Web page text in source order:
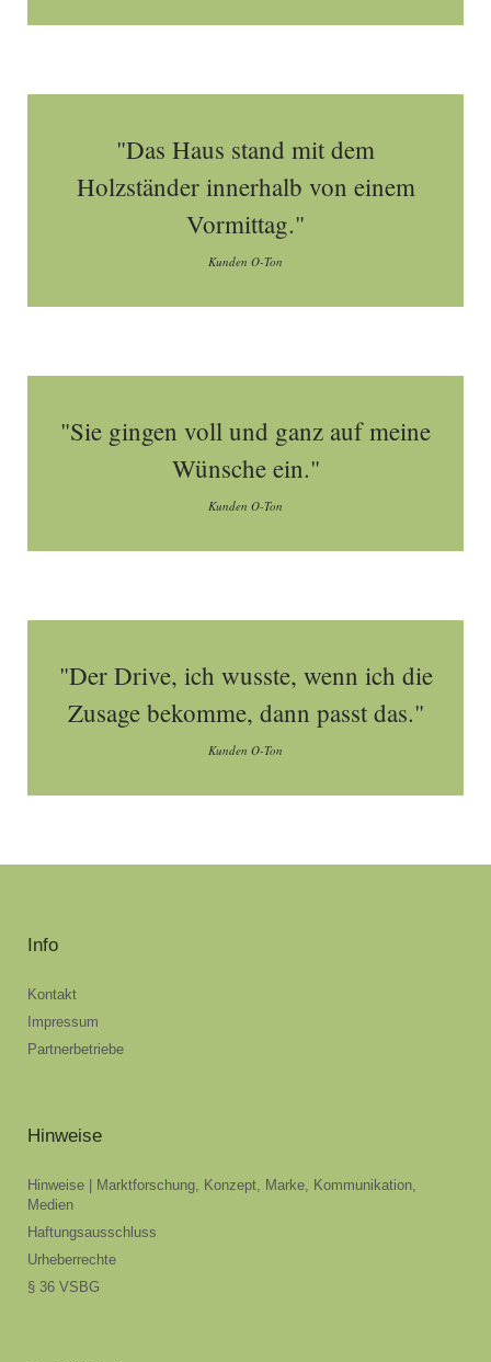
"Das Haus stand mit dem
Holzständer innerhalb von einem
Vormittag."
Kunden O-Ton
"Sie gingen voll und ganz auf meine
Wünsche ein."
Kunden O-Ton
"Der Drive, ich wusste, wenn ich die
Zusage bekomme, dann passt das."
Kunden O-Ton
Info
Kontakt
Impressum
Partnerbetriebe
Hinweise
Hinweise | Marktforschung, Konzept, Marke, Kommunikation,
Medien
Haftungsausschluss
Urheberrechte
§ 36 VSBG